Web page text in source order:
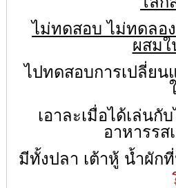
ไม่ทดสอบ ไม่ทดลอ
ผสม
ไปทดสอบการเปลี่ย
เอาละเมื่อได้เล่นกั
อาหารร
มีทั้งปลา เต้าหู้ น้ำผัก